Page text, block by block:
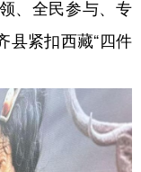
、全民参与、专
县紧扣西藏“四件